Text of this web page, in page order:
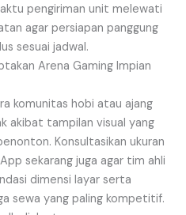
pengiriman unit melewati
agar persiapan panggung
sesuai jadwal.
Arena Gaming Impian
komunitas hobi atau ajang
akibat tampilan visual yang
Konsultasikan ukuran
sekarang juga agar tim ahli
dimensi layar serta
sewa yang paling kompetitif.